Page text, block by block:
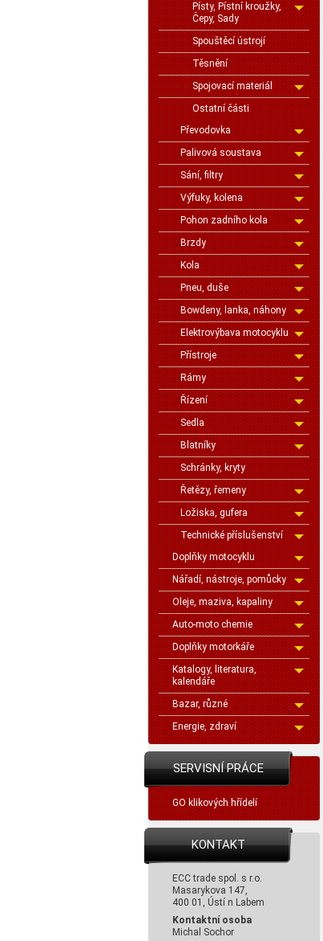
Písty, Pístní kroužky,
Čepy, Sady
Spouštěcí ústrojí
Těsnění
Spojovací materiál
Ostatní části
Převodovka
Palivová soustava
Sání, filtry
Výfuky, kolena
Pohon zadního kola
Brzdy
Kola
Pneu, duše
Bowdeny, lanka, náhony
Elektrovýbava motocyklu
Přístroje
Rámy
Řízení
Sedla
Blatníky
Schránky, kryty
Řetězy, řemeny
Ložiska, gufera
Technické příslušenství
Doplňky motocyklu
Nářadí, nástroje, pomůcky
Oleje, maziva, kapaliny
Auto-moto chemie
Doplňky motorkáře
Katalogy, literatura,
kalendáře
Bazar, různé
Energie, zdraví
SERVISNÍ PRÁCE
GO klikových hřídelí
KONTAKT
ECC trade spol. s r.o.
Masarykova 147,
400 01, Ústí n Labem
Kontaktní osoba
Michal Sochor